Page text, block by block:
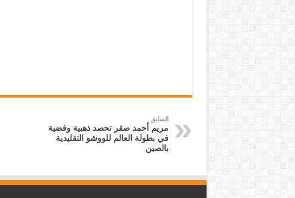
السابق
مريم أحمد صقر تحصد ذهبية وفضية
في بطولة العالم للووشو التقليدية
بالصين